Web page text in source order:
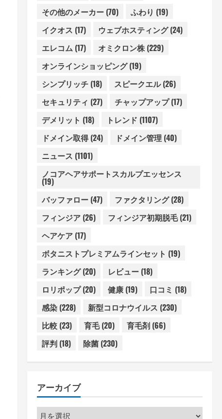
その他のメーカー(70) ふわり (19)
イクオス (17) ウェブホスティング(24)
エレコム(17) オミクロン株(229)
オンラインショッピング(19)
シンプリッチ(18) スピークエル(26)
セキュリティ (27) チャップアップ(17)
デメリット (18) トレンド (1107)
ドメイン取得(24) ドメイン管理 (40)
ニュース (1101)
ノコアヘアサポートスカルプエッセンス
(19)
バッファロー(47) ファクタリング(28)
フィンジア(26) フィンジア初期脱毛(21)
ヘアケア(17)
ボタニストプレミアムラインセット (19)
ランキング(20) レビュー(18)
ロリポップ(20) 健康(19) 口コミ (18)
感染(228) 新型コロナウイルス (230)
比較(23) 育毛(20) 育毛剤(66)
評判(18) 除菌(230)
アーカイブ
ア